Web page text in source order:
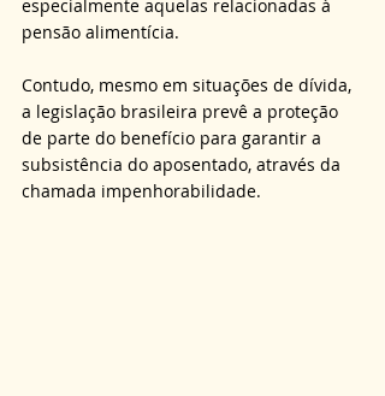
especialmente aquelas relacionadas à
pensão alimentícia.
Contudo, mesmo em situações de dívida,
a legislação brasileira prevê a proteção
de parte do benefício para garantir a
subsistência do aposentado, através da
chamada impenhorabilidade.